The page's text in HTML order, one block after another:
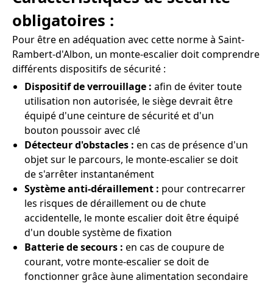
obligatoires :
Pour être en adéquation avec cette norme à Saint-
Rambert-d'Albon, un monte-escalier doit comprendre
différents dispositifs de sécurité :
Dispositif de verrouillage : afin de éviter toute
utilisation non autorisée, le siège devrait être
équipé d'une ceinture de sécurité et d'un
bouton poussoir avec clé
Détecteur d'obstacles : en cas de présence d'un
objet sur le parcours, le monte-escalier se doit
de s'arrêter instantanément
Système anti-déraillement : pour contrecarrer
les risques de déraillement ou de chute
accidentelle, le monte escalier doit être équipé
d'un double système de fixation
Batterie de secours : en cas de coupure de
courant, votre monte-escalier se doit de
fonctionner grâce àune alimentation secondaire